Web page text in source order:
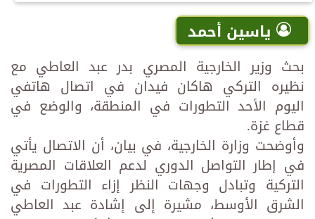
ياسين أحمد
بحث وزير الخارجية المصري بدر عبد العاطي مع
نظيره التركي هاكان فيدان في اتصال هاتفي
اليوم الأحد التطورات في المنطقة، والوضع في
قطاع غزة.
وأوضحت وزارة الخارجية، في بيان، أن الاتصال يأتي
في إطار التواصل الدوري لدعم العلاقات المصرية
التركية وتبادل وجهات النظر إزاء التطورات في
الشرق الأوسط، مشيرة إلى إشادة عبد العاطي